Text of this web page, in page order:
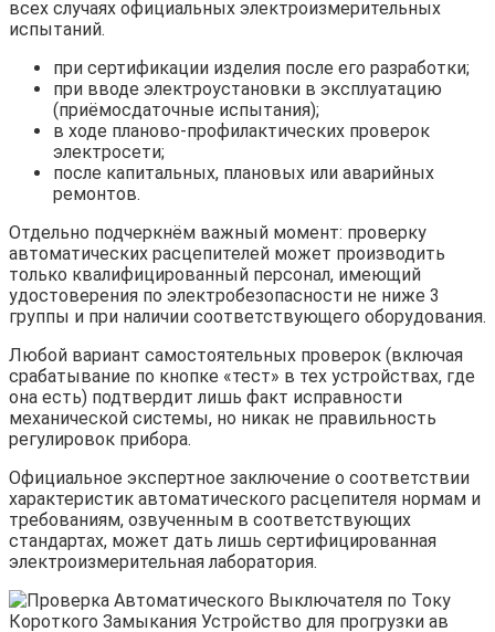
всех случаях официальных электроизмерительных
испытаний.
при сертификации изделия после его разработки;
при вводе электроустановки в эксплуатацию
(приёмосдаточные испытания);
в ходе планово-профилактических проверок
электросети;
после капитальных, плановых или аварийных
ремонтов.
Отдельно подчеркнём важный момент: проверку
автоматических расцепителей может производить
только квалифицированный персонал, имеющий
удостоверения по электробезопасности не ниже 3
группы и при наличии соответствующего оборудования.
Любой вариант самостоятельных проверок (включая
срабатывание по кнопке «тест» в тех устройствах, где
она есть) подтвердит лишь факт исправности
механической системы, но никак не правильность
регулировок прибора.
Официальное экспертное заключение о соответствии
характеристик автоматического расцепителя нормам и
требованиям, озвученным в соответствующих
стандартах, может дать лишь сертифицированная
электроизмерительная лаборатория.